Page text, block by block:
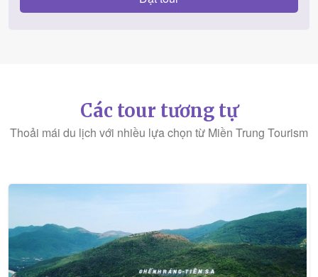
Các tour tương tự
Thoải mái du lịch với nhiều lựa chọn từ Miền Trung Tourism